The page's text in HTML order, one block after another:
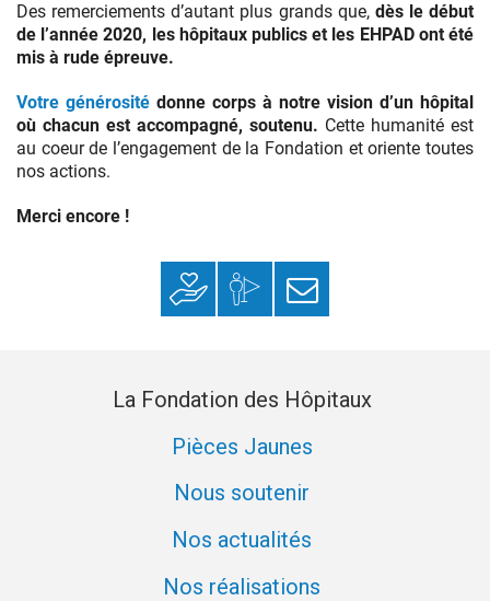
Des remerciements d’autant plus grands que, dès le début
de l’année 2020, les hôpitaux publics et les EHPAD ont été
mis à rude épreuve.
Votre générosité donne corps à notre vision d’un hôpital
où chacun est accompagné, soutenu. Cette humanité est
au coeur de l’engagement de la Fondation et oriente toutes
nos actions.
Merci encore !
Faire un donMon espace
donateur
S’inscrire à la
newsletter
La Fondation des Hôpitaux
Pièces Jaunes
Nous soutenir
Nos actualités
Nos réalisations